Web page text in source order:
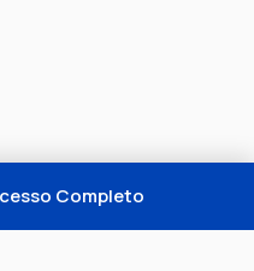
Completo